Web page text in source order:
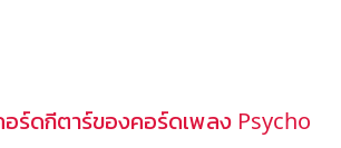
อร์ดกีตาร์ของคอร์ดเพลง Psycho